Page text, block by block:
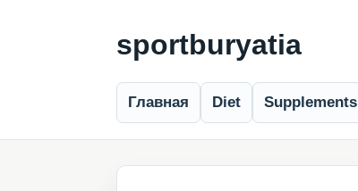
sportburyatia
Главная Diet Supplements